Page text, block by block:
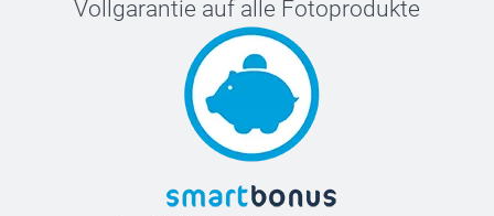
Vollgarantie auf alle Fotoprodukte